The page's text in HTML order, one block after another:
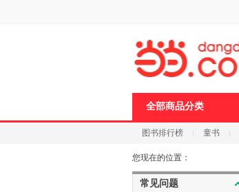
全部商品分类
图书排行榜 童书
科技 进口原版
您现在的位置：
常见问题
页